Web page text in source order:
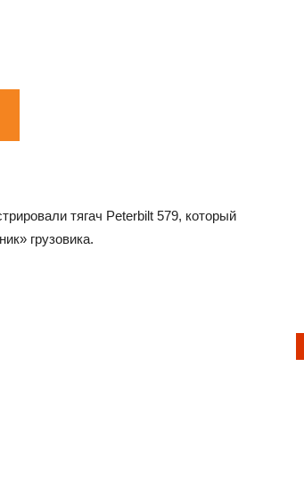
тягач Peterbilt 579, который
грузовика.